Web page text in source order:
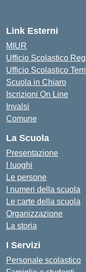
Link Esterni
MIUR
Ufficio Scolastico
Ufficio Scolastico
Scuola in Chiaro
Iscrizioni On Line
Invalsi
Comune
La Scuola
Presentazione
I luoghi
Le persone
I numeri della scuola
Le carte della scuola
Organizzazione
La storia
I Servizi
Personale scolastico